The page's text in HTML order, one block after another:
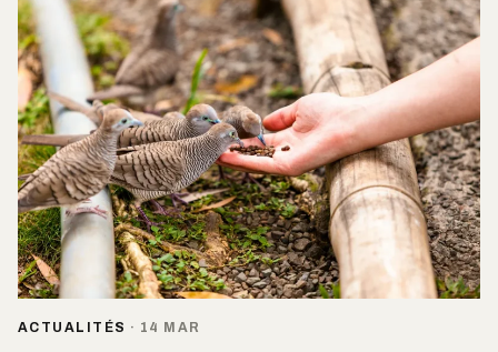
ACTUALITÉS · 14 MAR